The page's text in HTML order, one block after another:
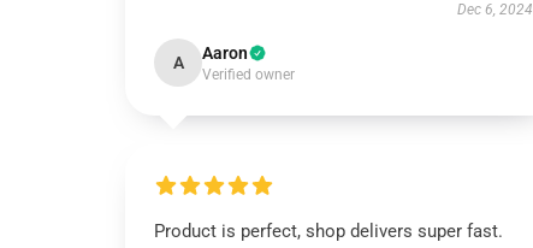
Dec 6, 2024
A Aaron
Verified owner
Product is perfect, shop delivers super fast.